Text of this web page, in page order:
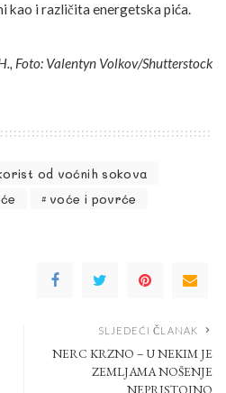
kao i različita energetska pića.
Foto: Valentyn Volkov/Shutterstock
od voćnih sokova
voće i povrće
SLJEDEĆI ČLANAK
NERC KRZNO – U NEKIM JE
ZEMLJAMA NOŠENJE
NEPRISTOJNO